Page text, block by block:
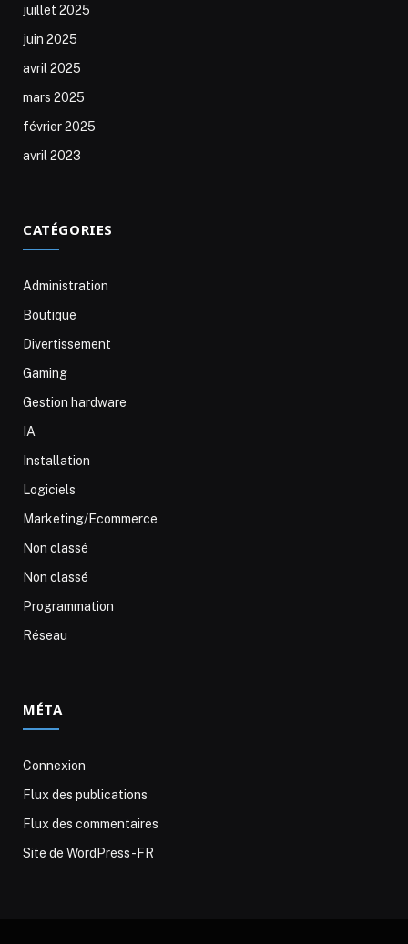
juillet 2025
juin 2025
avril 2025
mars 2025
février 2025
avril 2023
CATÉGORIES
Administration
Boutique
Divertissement
Gaming
Gestion hardware
IA
Installation
Logiciels
Marketing/Ecommerce
Non classé
Non classé
Programmation
Réseau
MÉTA
Connexion
Flux des publications
Flux des commentaires
Site de WordPress-FR